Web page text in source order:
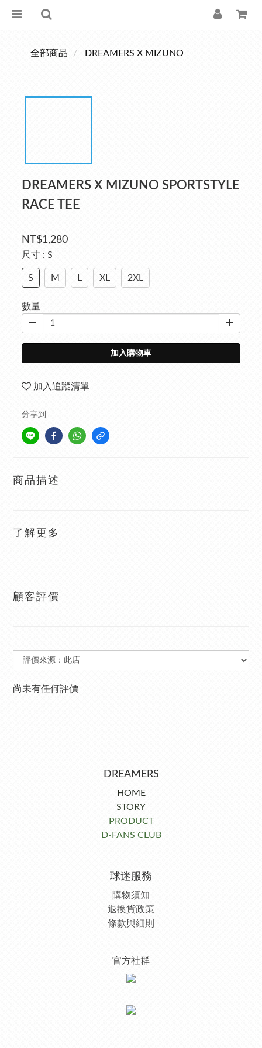
全部商品 DREAMERS X MIZUNO
DREAMERS X MIZUNO SPORTSTYLE
RACE TEE
NT$1,280
尺寸 : S
S M L XL 2XL
數量
加入購物車
加入追蹤清單
分享到
商品描述
了解更多
顧客評價
尚未有任何評價
DREAMERS
HOME
STORY
PRODUCT
D-FANS CLUB
球迷服務
購物須知
退換貨政策
條款與細則
官方社群